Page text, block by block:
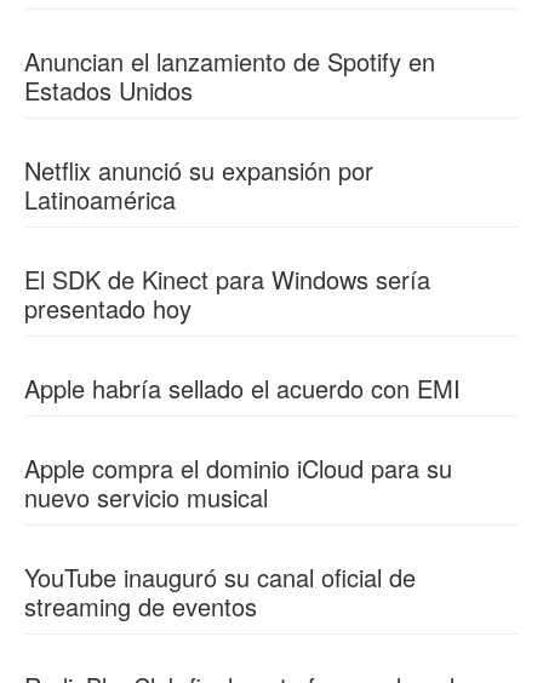
Anuncian el lanzamiento de Spotify en
Estados Unidos
Netflix anunció su expansión por
Latinoamérica
El SDK de Kinect para Windows sería
presentado hoy
Apple habría sellado el acuerdo con EMI
Apple compra el dominio iCloud para su
nuevo servicio musical
YouTube inauguró su canal oficial de
streaming de eventos